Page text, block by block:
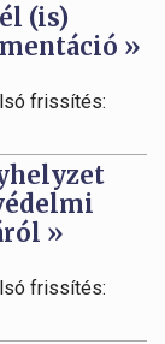
(is)
»
frissítés:
»
frissítés: